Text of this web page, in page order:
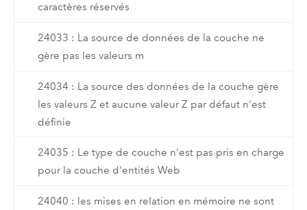
caractères réservés
24033 : La source de données de la couche ne
gère pas les valeurs m
24034 : La source des données de la couche gère
les valeurs Z et aucune valeur Z par défaut n'est
définie
24035 : Le type de couche n'est pas pris en charge
pour la couche d'entités Web
24040 : les mises en relation en mémoire ne sont